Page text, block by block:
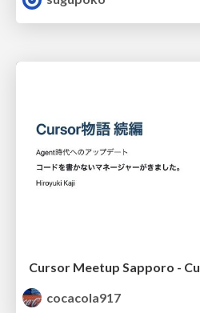
Cursor Meetup Sapporo -
cocacola917